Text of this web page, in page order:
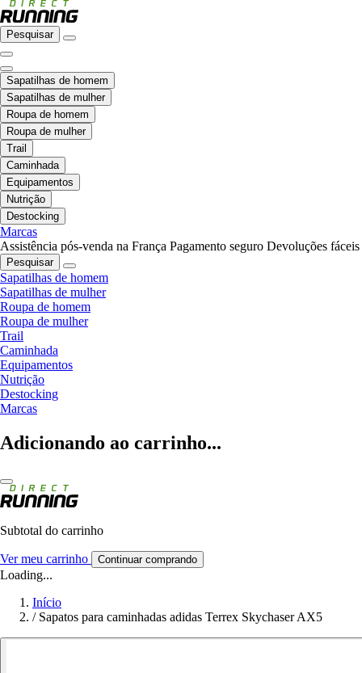
Pesquisar
Sapatilhas de homem
Sapatilhas de mulher
Roupa de homem
Roupa de mulher
Trail
Caminhada
Equipamentos
Nutrição
Destocking
Marcas
Assistência pós-venda na França Pagamento seguro Devoluções fáceis
Pesquisar
Sapatilhas de homem
Sapatilhas de mulher
Roupa de homem
Roupa de mulher
Trail
Caminhada
Equipamentos
Nutrição
Destocking
Marcas
Adicionando ao carrinho...
Subtotal do carrinho
Ver meu carrinho Continuar comprando
Loading...
Início
/ Sapatos para caminhadas adidas Terrex Skychaser AX5